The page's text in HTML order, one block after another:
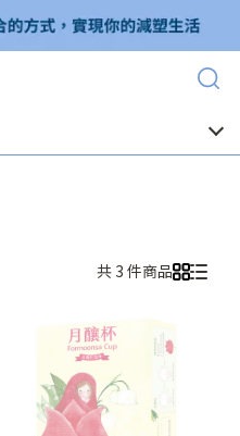
共 3 件商品